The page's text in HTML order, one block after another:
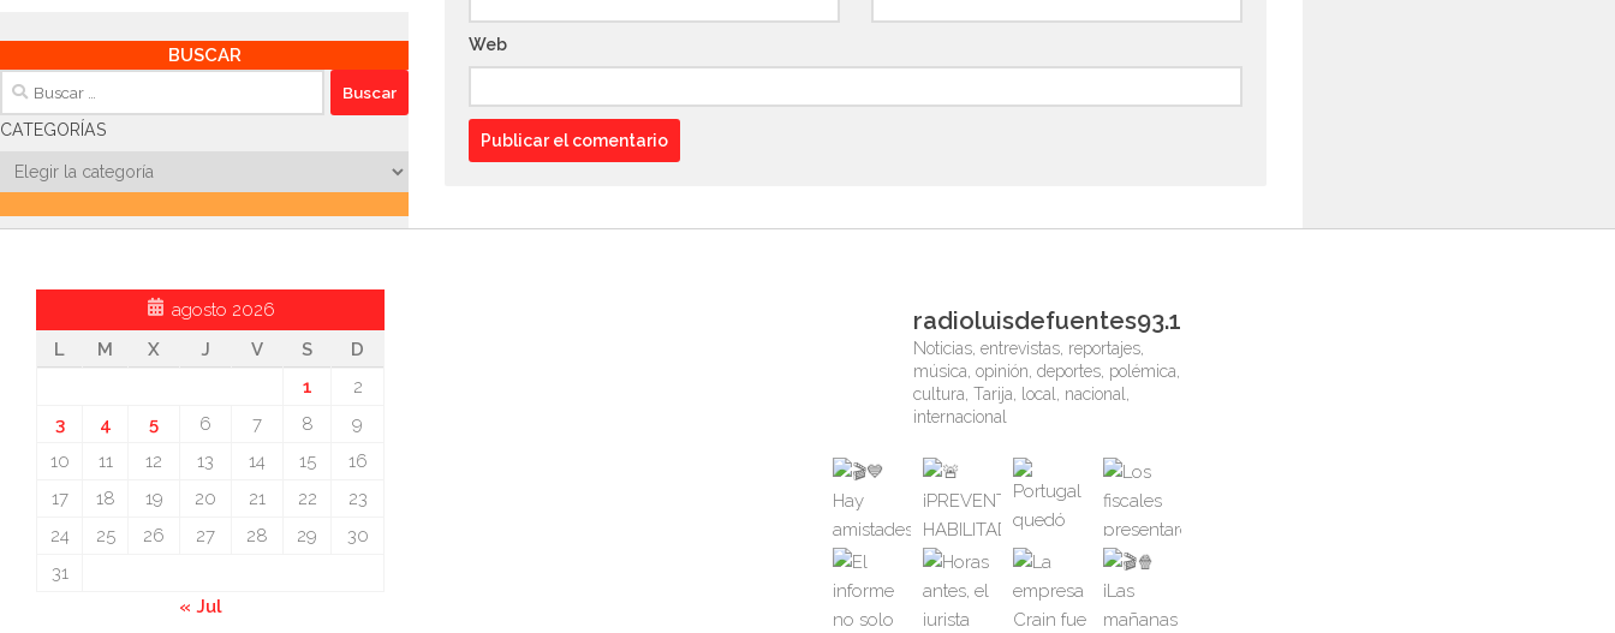
Web
BUSCAR
Buscar:
CATEGORÍAS
Categorías
agosto 2026
L
M X J V S
D
1
2
3
4 5 6 7 8
9
10
11 12 13 14 15
16
17
18 19 20 21 22
23
24
25 26 27 28 29
30
31
« Jul
radioluisdefuentes93.1
Noticias, entrevistas, reportajes,
música, opinión, deportes, polémica,
cultura, Tarija, local, nacional,
internacional